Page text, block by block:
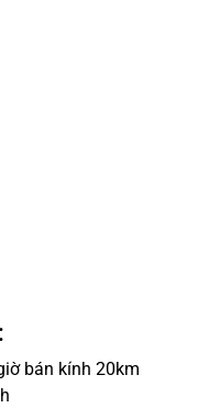
bán kính 20km